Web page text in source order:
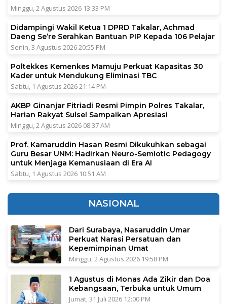
Minggu, 2 Agustus 2026 13:33 PM
Didampingi Wakil Ketua 1 DPRD Takalar, Achmad
Daeng Se’re Serahkan Bantuan PIP Kepada 106 Pelajar
Senin, 3 Agustus 2026 20:55 PM
Poltekkes Kemenkes Mamuju Perkuat Kapasitas 30
Kader untuk Mendukung Eliminasi TBC
Sabtu, 1 Agustus 2026 21:14 PM
AKBP Ginanjar Fitriadi Resmi Pimpin Polres Takalar,
Harian Rakyat Sulsel Sampaikan Apresiasi
Minggu, 2 Agustus 2026 08:37 AM
Prof. Kamaruddin Hasan Resmi Dikukuhkan sebagai
Guru Besar UNM: Hadirkan Neuro-Semiotic Pedagogy
untuk Menjaga Kemanusiaan di Era AI
Sabtu, 1 Agustus 2026 10:51 AM
NASIONAL
Dari Surabaya, Nasaruddin Umar
Perkuat Narasi Persatuan dan
Kepemimpinan Umat
Minggu, 2 Agustus 2026 19:58 PM
1 Agustus di Monas Ada Zikir dan Doa
Kebangsaan, Terbuka untuk Umum
Jumat, 31 Juli 2026 12:00 PM